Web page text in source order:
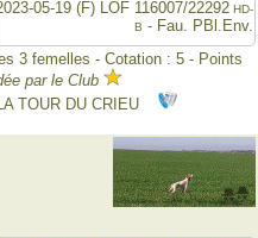
05-19 (F) LOF 116007/22292 HD-
B - Fau. PBl.Env.
3 femelles - Cotation : 5 - Points
par le Club
TOUR DU CRIEU